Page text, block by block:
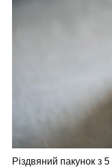
Різдвяний пакунок з